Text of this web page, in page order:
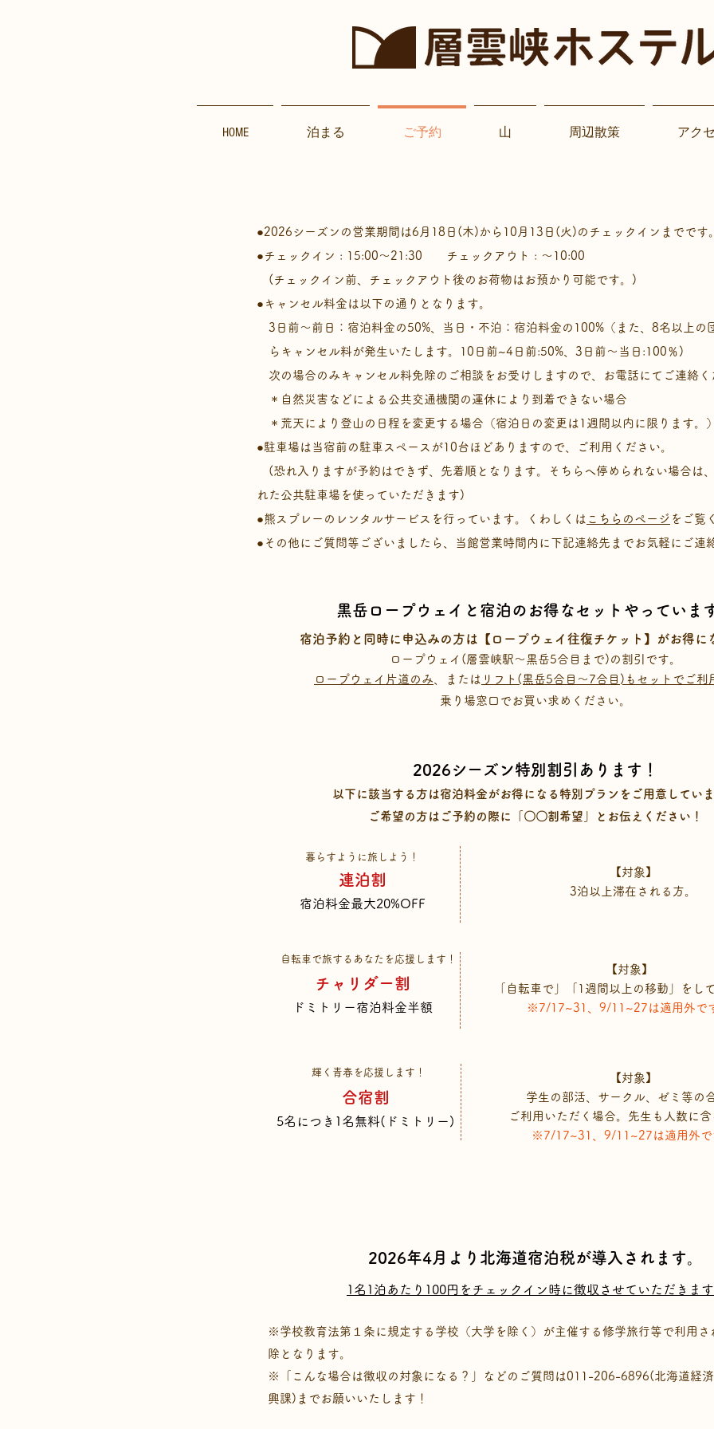
HOME 泊まる ご予約 山 周辺散策 アク
●2026シーズンの営業期間は6月18日(木)から10月13日(火)のチェックインまでです。
●チェックイン : 15:00〜21:30 チェックアウト : ～10:00
(チェックイン前、チェックアウト後のお荷物はお預かり可能です。)
● キャンセル料金は以下の通りとなります。
3日前〜前日：宿泊料金の50%、
当日・不泊：宿泊料金の100%（また、8名以上の
らキャンセル料が発生いたします。10日前~4日前:50%、3日 前〜当日:100％)
次の場合のみキャンセル料免除のご相談をお受けしますので、お電話にてご連絡く
＊自然災害などによる公共交通機関の運休により到着できない場合
＊荒天により登山の日程を変更する場合（宿泊日の変更は1週間以内に限ります。）
​●駐車場は当宿前の駐車スペースが10台ほどありますので、ご利用ください。
(恐れ入りますが予約はできず、先着順となります。そちらへ停められない場合は
れた公共駐車場を使っていただきます)
●熊スプレーのレンタルサービスを行っています。くわしくは こちらのページ をご覧
●その他にご質問等ございましたら、当館営業時間内に下記連絡先までお気軽にご連
黒岳ロープウェイと宿泊のお得なセットやっていま
宿泊予約と同時に申込みの方は【ロープウェイ往復チケット】がお得に
ロープウェイ(層雲峡駅〜黒岳5合目まで)の割引です。
ロープウェイ片道のみ 、または リフト(黒岳5合目〜7合目)もセットでご利
乗り場窓口でお買い求めください。​
2026シーズン特別割引あります！
以下に該当する方は宿泊料金がお得になる特別プランをご用意していま
​ご希望の方はご予約の際に「〇〇割希望」とお伝えください！
​暮らすように旅しよう！
連泊割
​宿泊料金最大20%OFF
​【対象】
3泊以上滞在される方。
自転車で旅するあなたを応援します！
チャリダー割
​ドミトリー宿泊料金半額
​【対象】
「自転車で」「1週間以上の移動」をし
※7/17~31、9/11~27は適用外で
​輝く青春を応援します！
合宿割
5名につき1名無料(ドミトリー)
​【対象】
学生の部活、サークル、ゼミ等の
ご利用いただく場合。​先生も人数に含
※7/17~31、9/11~27は適用外で
2026年4月より北海道宿泊税が導入されます。
1名1泊あたり100円をチェックイン時に徴収させていただきます
※学校教育法第１条に規定する学校（大学を除く）が主催する修学旅行等で利用さ
除となります。
※
「こんな場合は徴収の対象になる？」などのご質問は011-206-6896(北海道経
興課)までお願いいたします ​！​